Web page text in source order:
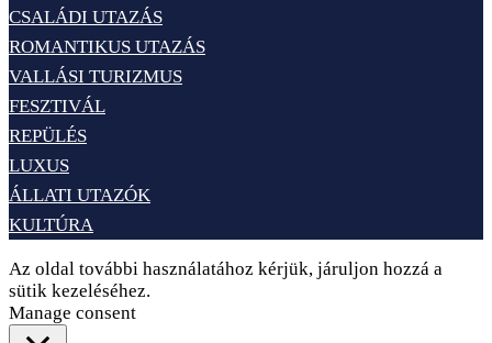
CSALÁDI UTAZÁS
ROMANTIKUS UTAZÁS
VALLÁSI TURIZMUS
FESZTIVÁL
REPÜLÉS
LUXUS
ÁLLATI UTAZÓK
KULTÚRA
Az oldal további használatához kérjük, járuljon hozzá a
sütik kezeléséhez.
Manage consent